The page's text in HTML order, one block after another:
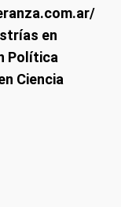
en
Política
Ciencia